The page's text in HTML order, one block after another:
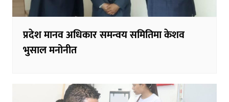
प्रदेश मानव अधिकार समन्वय समितिमा केशव
भुसाल मनोनीत